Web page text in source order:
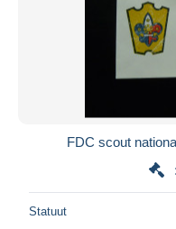
FDC scout
Statuut